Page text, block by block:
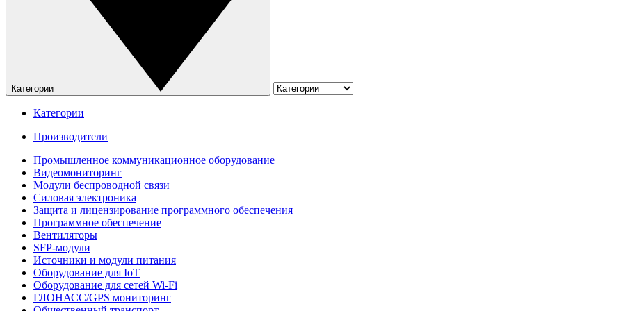
Категории
Категории
Производители
Промышленное коммуникационное оборудование
Видеомониторинг
Модули беспроводной связи
Силовая электроника
Защита и лицензирование программного обеспечения
Программное обеспечение
Вентиляторы
SFP-модули
Источники и модули питания
Оборудование для IoT
Оборудование для сетей Wi-Fi
ГЛОНАСС/GPS мониторинг